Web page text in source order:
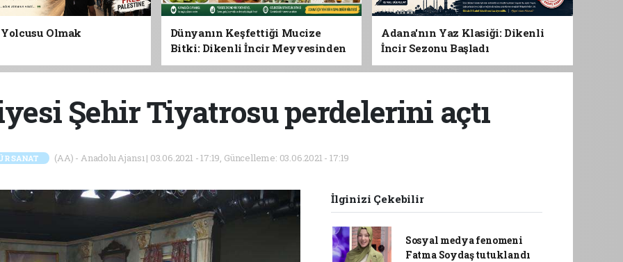
Olmak
Dünyanın Keşfettiği Mucize
Bitki: Dikenli İncir Meyvesinden
Yaprağına Geleceğin Süper Gıdası
Adana'nın Yaz Klasiği: Dikenli
İncir Sezonu Başladı
Şehir Tiyatrosu perdelerini açtı
SANAT (AA) - Anadolu Ajansı | 03.06.2021 - 17:19, Güncelleme: 03.06.2021 - 17:19
İlginizi Çekebilir
Sosyal medya fenomeni
Fatma Soydaş tutuklandı